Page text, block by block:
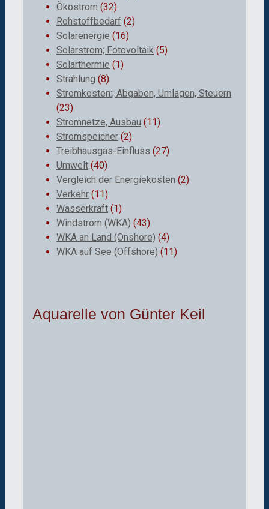
Ökostrom (32)
Rohstoffbedarf (2)
Solarenergie (16)
Solarstrom; Fotovoltaik (5)
Solarthermie (1)
Strahlung (8)
Stromkosten:; Abgaben, Umlagen, Steuern
(23)
Stromnetze, Ausbau (11)
Stromspeicher (2)
Treibhausgas-Einfluss (27)
Umwelt (40)
Vergleich der Energiekosten (2)
Verkehr (11)
Wasserkraft (1)
Windstrom (WKA) (43)
WKA an Land (Onshore) (4)
WKA auf See (Offshore) (11)
Aquarelle von Günter Keil